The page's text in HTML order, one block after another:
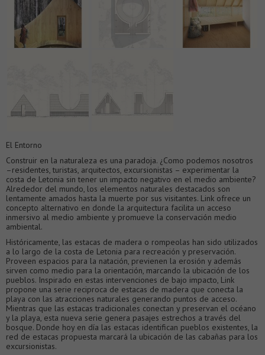
El Entorno
Construir en la naturaleza es una paradoja. ¿Como podemos nosotros
–residentes, turistas, arquitectos, excursionistas – experimentar la
costa de Letonia sin tener un impacto negativo en el medio ambiente?
Alrededor del mundo, los elementos naturales destacados son
lentamente amados hasta la muerte por sus visitantes. Link ofrece un
concepto alternativo en donde la arquitectura facilita un acceso
inmersivo al medio ambiente y promueve la conservación medio
ambiental.
Históricamente, las estacas de madera o rompeolas han sido utilizados
a lo largo de la costa de Letonia para recreación y preservación.
Proveen espacios para la natación, previenen la erosión y además
sirven como medio para la orientación, marcando la ubicación de los
pueblos. Inspirado en estas intervenciones de bajo impacto, Link
propone una serie reciproca de estacas de madera que conecta la
playa con las atracciones naturales generando puntos de acceso.
Mientras que las estacas tradicionales conectan y preservan el océano
y la playa, esta nueva serie genera pasajes estrechos a través del
bosque. Donde hoy en día las estacas identifican pueblos existentes, la
red de estacas propuesta marcará la ubicación de las cabañas para los
excursionistas.